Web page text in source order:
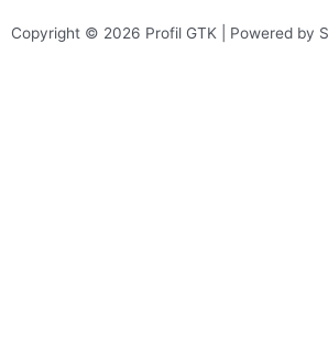
Copyright © 2026 Profil GTK | Powered by